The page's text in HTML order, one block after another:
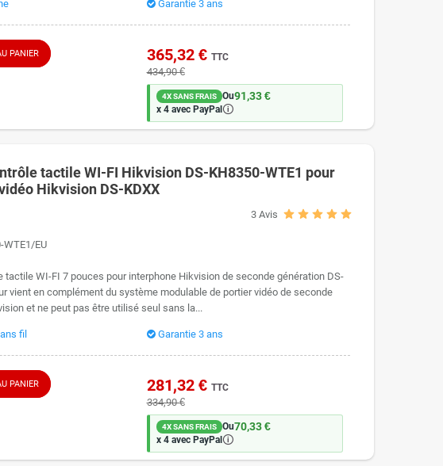
Vous composez votre propre solution, au plus près de votre besoin,
IME2. Vous y associez ensuite les modules de votre choix (lecteur de
adapté.
grâce au boîtier correspondant sélectionné lors de la composition de votre
Hikvision, vous gérez votre interphone vidéo dans la même application :
configuration d'un interphone vidéo dans Hik-Connect ne prend que quelques
Garantie 3 ans
PANIER 365,32 € TTC
434,90 €
4X SANS FRAIS Ou91,33 €
x 4 avec PayPal🛈
tactile WI-FI Hikvision DS-KH8350-WTE1 pour
Hikvision DS-KDXX
3Avis
WTE1/EU
tactile WI-FI 7 pouces pour interphone Hikvision de seconde génération DS-
vient en complément du système modulable de portier vidéo de seconde
et ne peut pas être utilisé seul sans la...
fil Garantie 3 ans
PANIER 281,32 € TTC
334,90 €
4X SANS FRAIS Ou70,33 €
x 4 avec PayPal🛈